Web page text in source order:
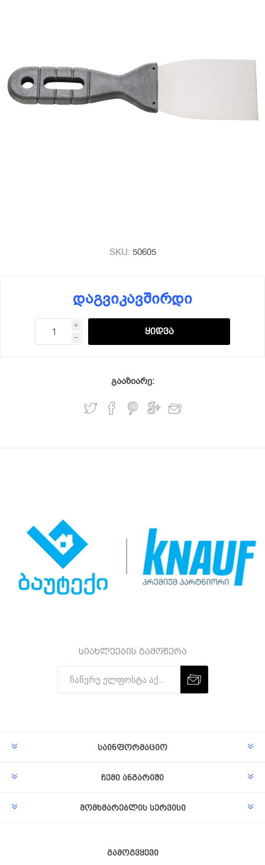
SKU: 50605
დაგვიკავშირდი
i
h
გააზიარე:
სიახლეების გამოწერა
საინფორმაციო
ჩემი ანგარიში
მომხმარებლის სერვისი
გამოგვყევი